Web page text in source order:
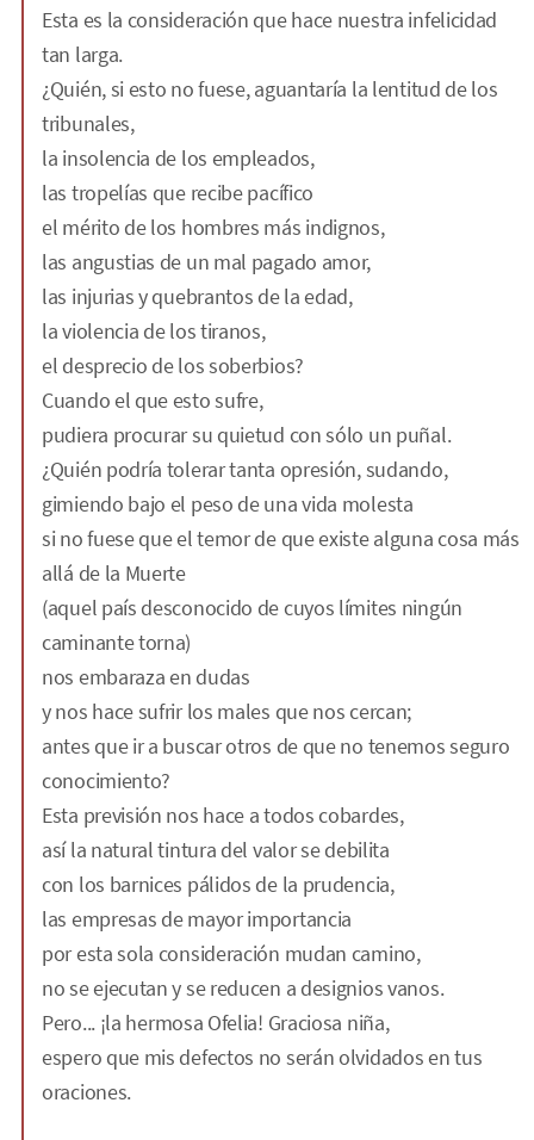
Esta es la consideración que hace nuestra infelicidad
tan larga.
¿Quién, si esto no fuese, aguantaría la lentitud de los
tribunales,
la insolencia de los empleados,
las tropelías que recibe pacífico
el mérito de los hombres más indignos,
las angustias de un mal pagado amor,
las injurias y quebrantos de la edad,
la violencia de los tiranos,
el desprecio de los soberbios?
Cuando el que esto sufre,
pudiera procurar su quietud con sólo un puñal.
¿Quién podría tolerar tanta opresión, sudando,
gimiendo bajo el peso de una vida molesta
si no fuese que el temor de que existe alguna cosa más
allá de la Muerte
(aquel país desconocido de cuyos límites ningún
caminante torna)
nos embaraza en dudas
y nos hace sufrir los males que nos cercan;
antes que ir a buscar otros de que no tenemos seguro
conocimiento?
Esta previsión nos hace a todos cobardes,
así la natural tintura del valor se debilita
con los barnices pálidos de la prudencia,
las empresas de mayor importancia
por esta sola consideración mudan camino,
no se ejecutan y se reducen a designios vanos.
Pero... ¡la hermosa Ofelia! Graciosa niña,
espero que mis defectos no serán olvidados en tus
oraciones.